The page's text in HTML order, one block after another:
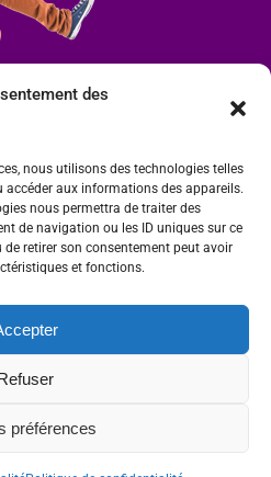
des
nous utilisons des technologies telles
accéder aux informations des appareils.
nous permettra de traiter des
de navigation ou les ID uniques sur ce
retirer son consentement peut avoir
et fonctions.
préférences
© 2023 |Mentions légales
parOmbre et Matière - Photographe